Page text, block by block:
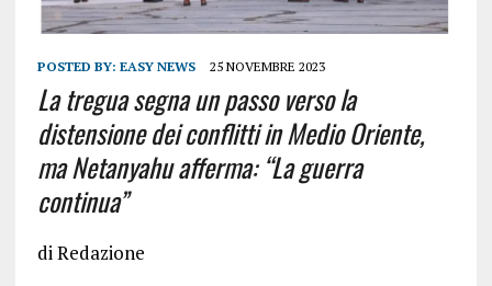
POSTED BY: EASY NEWS 25 NOVEMBRE 2023
La tregua segna un passo verso la
distensione dei conflitti in Medio Oriente,
ma Netanyahu afferma: “La guerra
continua”
di Redazione